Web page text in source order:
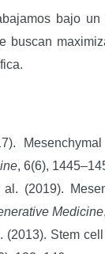
bajo
buscan
, 6(6),
al. (2019).
Medicine
(2013). Stem